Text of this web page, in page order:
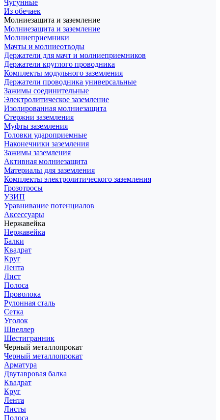
Чугунные
Из обечаек
Молниезащита и заземление
Молниезащита и заземление
Молниеприемники
Мачты и молниеотводы
Держатели для мачт и молниеприемников
Держатели круглого проводника
Комплекты модульного заземления
Держатели проводника универсальные
Зажимы соединительные
Электролитическое заземление
Изолированная молниезащита
Стержни заземления
Муфты заземления
Головки удароприемные
Наконечники заземления
Зажимы заземления
Активная молниезащита
Материалы для заземления
Комплекты электролитического заземления
Грозотросы
УЗИП
Уравнивание потенциалов
Аксессуары
Нержавейка
Нержавейка
Балки
Квадрат
Круг
Лента
Лист
Полоса
Проволока
Рулонная сталь
Сетка
Уголок
Швеллер
Шестигранник
Черный металлопрокат
Черный металлопрокат
Арматура
Двутавровая балка
Квадрат
Круг
Лента
Листы
Полоса